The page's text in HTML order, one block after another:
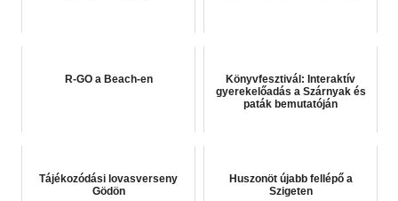
R-GO a Beach-en
Könyvfesztivál: Interaktív
gyerekelőadás a Szárnyak és
paták bemutatóján
Tájékozódási lovasverseny
Gödön
Huszonöt újabb fellépő a
Szigeten